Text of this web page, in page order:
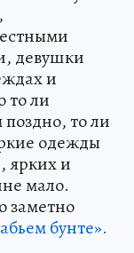
девушки
и
то ли
то ли
одежды
ярких и
мало.
заметно
бунте».